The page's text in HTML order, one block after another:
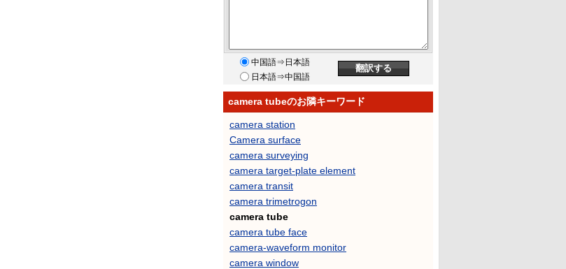
中国語⇒日本語
日本語⇒中国語
camera tubeのお隣キーワード
camera station
Camera surface
camera surveying
camera target-plate element
camera transit
camera trimetrogon
camera tube
camera tube face
camera-waveform monitor
camera window